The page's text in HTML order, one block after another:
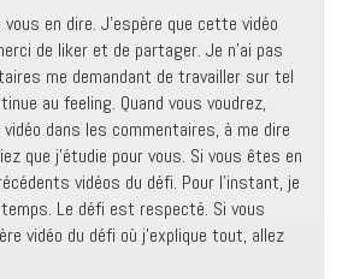
en dire. J’espère que cette vidéo
de liker et de partager. Je n’ai pas
me demandant de travailler sur tel
au feeling. Quand vous voudrez,
dans les commentaires, à me dire
que j’étudie pour vous. Si vous êtes en
vidéos du défi. Pour l’instant, je
Le défi est respecté. Si vous
vidéo du défi où j’explique tout, allez